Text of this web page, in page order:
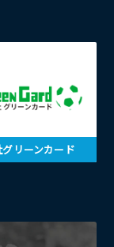
リーンカード